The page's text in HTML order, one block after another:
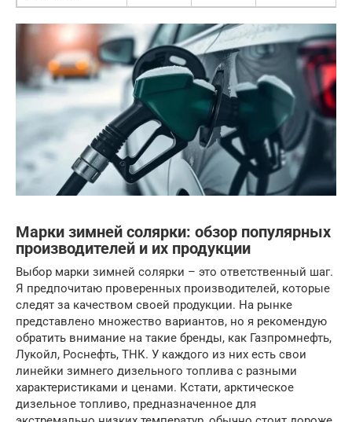
Марки зимней солярки: обзор популярных
производителей и их продукции
Выбор марки зимней солярки – это ответственный шаг.
Я предпочитаю проверенных производителей, которые
следят за качеством своей продукции. На рынке
представлено множество вариантов, но я рекомендую
обратить внимание на такие бренды, как Газпромнефть,
Лукойл, Роснефть, ТНК. У каждого из них есть свои
линейки зимнего дизельного топлива с разными
характеристиками и ценами. Кстати, арктическое
дизельное топливо, предназначенное для